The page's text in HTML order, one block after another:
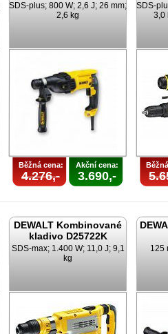
SDS-plus; 800 W; 2,6 J; 26 mm;
2,6 kg
Běžná cena:
4.276,-
Akční cena:
3.690,-
SDS-
3,0
DEWALT Kombinované
kladivo D25722K
SDS-max; 1.400 W; 11,0 J; 9,1
kg
125